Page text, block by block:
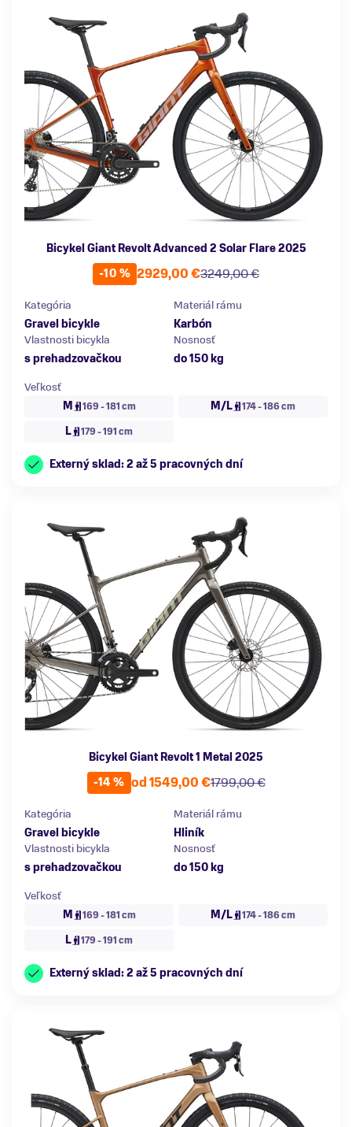
Bicykel Giant Revolt Advanced 2 Solar Flare 2025
-10 %
3249,00 €
2929,00 €
Kategória
Gravel bicykle
Materiál rámu
Karbón
Vlastnosti bicykla
s prehadzovačkou
Nosnosť
do 150 kg
Veľkosť
M
169 - 181 cm M/L 174 - 186 cm
L 179 - 191 cm
Externý sklad: 2 až 5 pracovných dní
Bicykel Giant Revolt 1 Metal 2025
-14 %
1799,00 €
od 1549,00 €
Kategória
Gravel bicykle
Materiál rámu
Hliník
Vlastnosti bicykla
s prehadzovačkou
Nosnosť
do 150 kg
Veľkosť
M
169 - 181 cm M/L 174 - 186 cm
L 179 - 191 cm
Externý sklad: 2 až 5 pracovných dní